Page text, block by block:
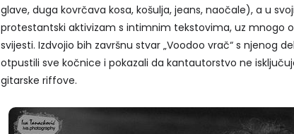
glave, duga kovrčava kosa, košulja, jeans, naočale), a u
protestantski aktivizam s intimnim tekstovima, uz mnogo
svijesti. Izdvojio bih završnu stvar „Voodoo vrač“ s njenog
otpustili sve kočnice i pokazali da kantautorstvo ne
gitarske riffove.